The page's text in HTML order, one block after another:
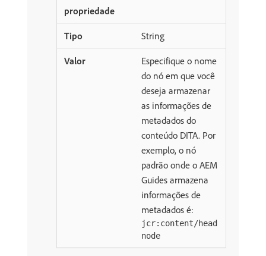
String
Especifique o nome
do nó em que você
deseja armazenar
as informações de
metadados do
conteúdo DITA. Por
exemplo, o nó
padrão onde o AEM
Guides armazena
informações de
metadados é:
jcr:content/head
node